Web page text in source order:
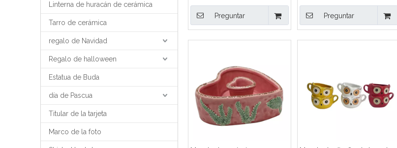
Linterna de huracán de cerámica
Tarro de cerámica
regalo de Navidad
Regalo de halloween
Estatua de Buda
día de Pascua
Titular de la tarjeta
Marco de la foto
Preguntar Preguntar